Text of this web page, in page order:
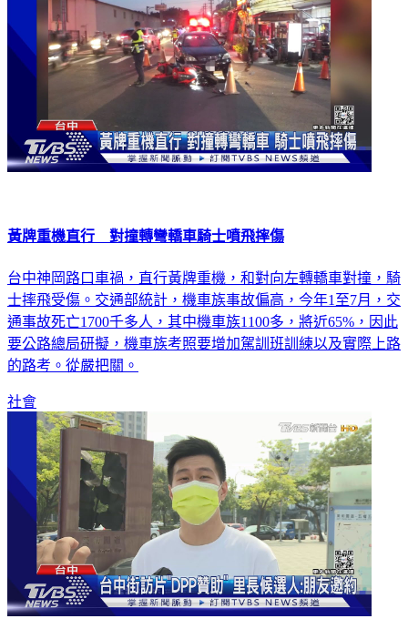
黃牌重機直行 對撞轉彎轎車騎士噴飛摔傷
台中神岡路口車禍，直行黃牌重機，和對向左轉轎車對撞，騎
士摔飛受傷。交通部統計，機車族事故偏高，今年1至7月，交
通事故死亡1700千多人，其中機車族1100多，將近65%，因此
要公路總局研擬，機車族考照要增加駕訓班訓練以及實際上路
的路考。從嚴把關。
社會